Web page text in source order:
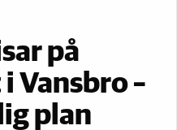
på
Vansbro –
plan